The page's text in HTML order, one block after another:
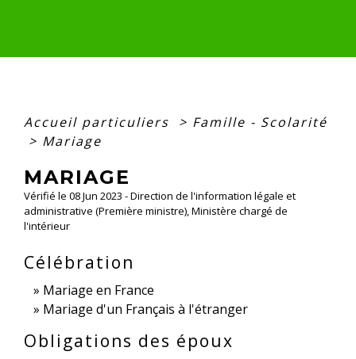
Accueil particuliers > Famille - Scolarité
> Mariage
MARIAGE
Vérifié le 08 Jun 2023 - Direction de l'information légale et
administrative (Première ministre), Ministère chargé de
l'intérieur
Célébration
Mariage en France
Mariage d'un Français à l'étranger
Obligations des époux